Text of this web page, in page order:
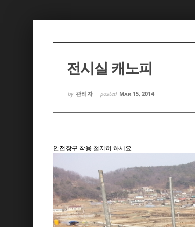
전시실 캐노피
by 관리자 posted Mar 15, 2014
안전장구 착용 철저히 하세요
케치북5
케치북5
케치북5
케치북5